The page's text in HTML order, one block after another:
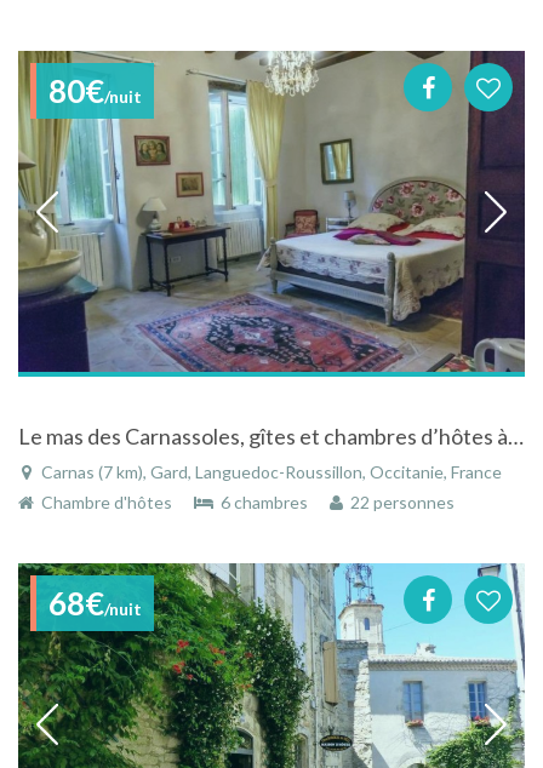
80€/nuit
Le mas des Carnassoles, gîtes et chambres d’hôtes à Carnas
Carnas (7 km), Gard, Languedoc-Roussillon, Occitanie, France
Chambre d'hôtes
6 chambres 22 personnes
68€/nuit